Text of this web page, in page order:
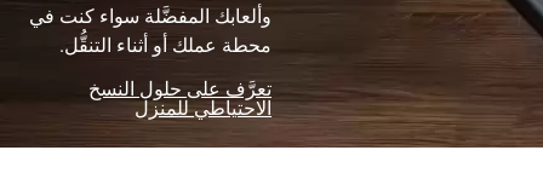
وألعابك المفضَّلة سواء كنت في
محطة عملك أو أثناء التنقُّل.
تعرَّف على حلول النسخ
الاحتياطي للمنزل